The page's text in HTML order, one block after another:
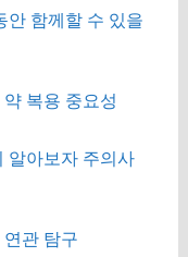
안 함께할 수 있을
복용 중요성
알아보자 주의사
관 탐구